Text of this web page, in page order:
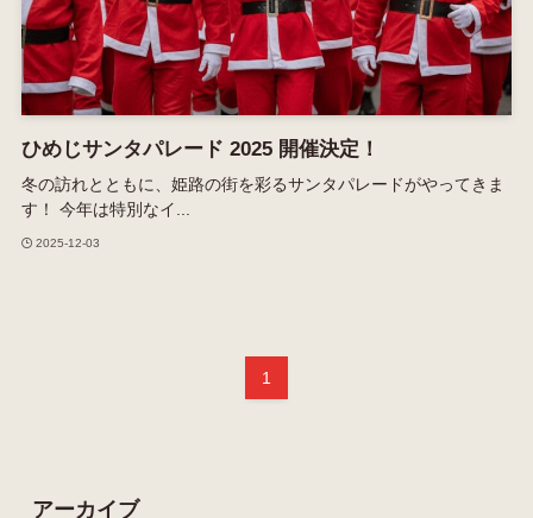
ひめじサンタパレード 2025 開催決定！
冬の訪れとともに、姫路の街を彩るサンタパレードがやってきま
す！ 今年は特別なイ...
2025-12-03
1
アーカイブ